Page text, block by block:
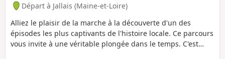
Départ à Jallais (Maine-et-Loire)
Alliez le plaisir de la marche à la découverte d'un des
épisodes les plus captivants de l'histoire locale. Ce parcours
vous invite à une véritable plongée dans le temps. C'est